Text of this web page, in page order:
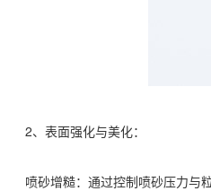
2、表面强化与美化：
喷砂增糙：通过控制喷砂压力与